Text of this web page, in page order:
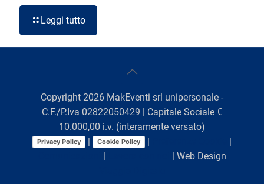
Leggi tutto
Copyright 2026 MakEventi srl unipersonale -
C.F./P.Iva 02822050429 | Capitale Sociale €
10.000,00 i.v. (interamente versato)
Privacy Policy | Cookie Policy |
|
|
| Web Design